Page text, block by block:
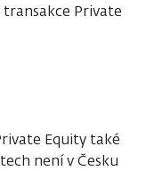
transakce Private
Equity také
není v Česku